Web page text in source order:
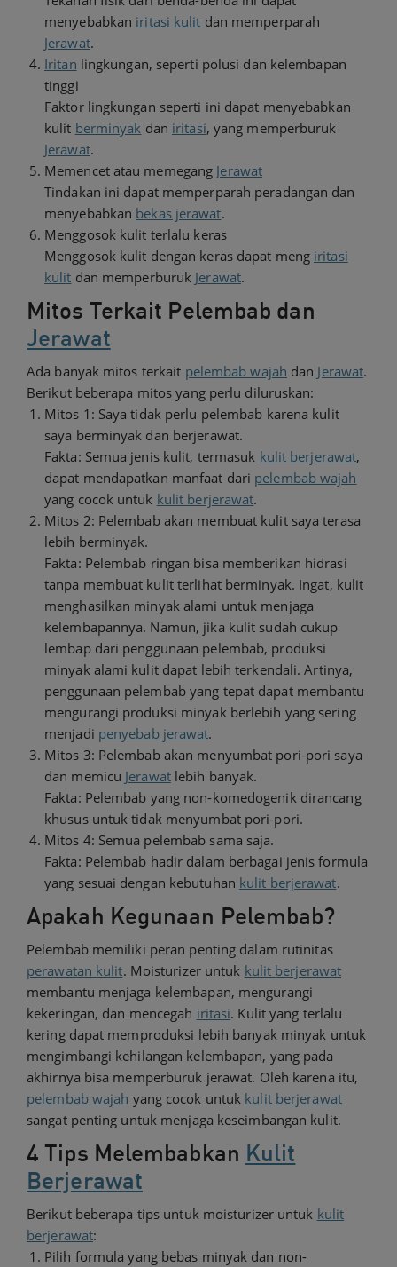
menyebabkan iritasi kulit dan memperparah
Jerawat.
Iritan lingkungan, seperti polusi dan kelembapan
tinggi
Faktor lingkungan seperti ini dapat menyebabkan
kulit berminyak dan iritasi, yang memperburuk
Jerawat.
Memencet atau memegang Jerawat
Tindakan ini dapat memperparah peradangan dan
menyebabkan bekas jerawat.
Menggosok kulit terlalu keras
Menggosok kulit dengan keras dapat meng iritasi
kulit dan memperburuk Jerawat.
Mitos Terkait Pelembab dan
Jerawat
Ada banyak mitos terkait pelembab wajah dan Jerawat.
Berikut beberapa mitos yang perlu diluruskan:
Mitos 1: Saya tidak perlu pelembab karena kulit
saya berminyak dan berjerawat.
Fakta: Semua jenis kulit, termasuk kulit berjerawat,
dapat mendapatkan manfaat dari pelembab wajah
yang cocok untuk kulit berjerawat.
Mitos 2: Pelembab akan membuat kulit saya terasa
lebih berminyak.
Fakta: Pelembab ringan bisa memberikan hidrasi
tanpa membuat kulit terlihat berminyak. Ingat, kulit
menghasilkan minyak alami untuk menjaga
kelembapannya. Namun, jika kulit sudah cukup
lembap dari penggunaan pelembab, produksi
minyak alami kulit dapat lebih terkendali. Artinya,
penggunaan pelembab yang tepat dapat membantu
mengurangi produksi minyak berlebih yang sering
menjadi penyebab jerawat.
Mitos 3: Pelembab akan menyumbat pori-pori saya
dan memicu Jerawatlebih banyak.
Fakta: Pelembab yang non-komedogenik dirancang
khusus untuk tidak menyumbat pori-pori.
Mitos 4: Semua pelembab sama saja.
Fakta: Pelembab hadir dalam berbagai jenis formula
yang sesuai dengan kebutuhan kulit berjerawat.
Apakah Kegunaan Pelembab?
Pelembab memiliki peran penting dalam rutinitas
perawatan kulit. Moisturizer untuk kulit berjerawat
membantu menjaga kelembapan, mengurangi
kekeringan, dan mencegah iritasi. Kulit yang terlalu
kering dapat memproduksi lebih banyak minyak untuk
mengimbangi kehilangan kelembapan, yang pada
akhirnya bisa memperburuk jerawat. Oleh karena itu,
pelembab wajah yang cocok untuk kulit berjerawat
sangat penting untuk menjaga keseimbangan kulit.
4 Tips Melembabkan Kulit
Berjerawat
Berikut beberapa tips untuk moisturizer untuk kulit
berjerawat:
Pilih formula yang bebas minyak dan non-